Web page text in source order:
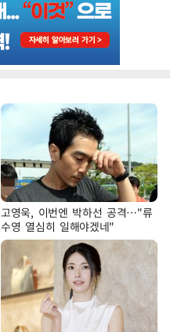
고영욱, 이번엔 박하선 공격…"류
수영 열심히 일해야겠네"